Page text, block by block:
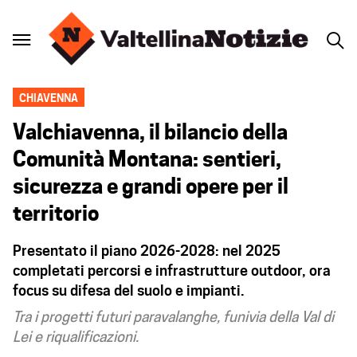
CHIAVENNA
Valchiavenna, il bilancio della
Comunità Montana: sentieri,
sicurezza e grandi opere per il
territorio
Presentato il piano 2026-2028: nel 2025
completati percorsi e infrastrutture outdoor, ora
focus su difesa del suolo e impianti.
Tra i progetti futuri paravalanghe, funivia della Val di
Lei e riqualificazioni.